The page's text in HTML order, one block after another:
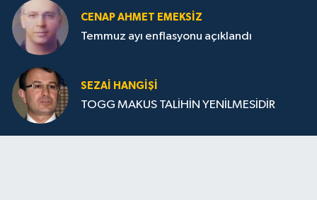
CENAP AHMET EMEKSİZ
Temmuz ayı enflasyonu açıklandı
SEZAI HANGİŞİ
TOGG MAKUS TALİHİN YENİLMESİDİR